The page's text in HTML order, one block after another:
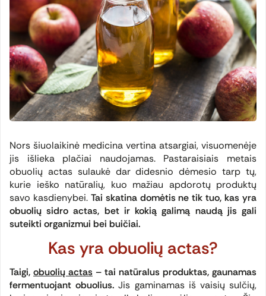
Nors šiuolaikinė medicina vertina atsargiai, visuomenėje
jis išlieka plačiai naudojamas. Pastaraisiais metais
obuolių actas sulaukė dar didesnio dėmesio tarp tų,
kurie ieško natūralių, kuo mažiau apdorotų produktų
savo kasdienybei. Tai skatina domėtis ne tik tuo, kas yra
obuolių sidro actas, bet ir kokią galimą naudą jis gali
suteikti organizmui bei buičiai.
Kas yra obuolių actas?
Taigi, obuolių actas – tai natūralus produktas, gaunamas
fermentuojant obuolius.Jis gaminamas iš vaisių sulčių,